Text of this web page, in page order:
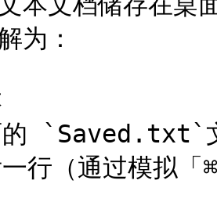
为：
的 `Saved.txt`
行（通过模拟「